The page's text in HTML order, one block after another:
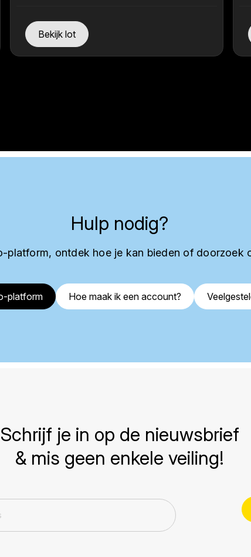
Bekijk lot
Hulp nodig?
platform, ontdek hoe je kan bieden of doorzoek
platform Hoe maak ik een account?
Schrijf je in op de nieuwsbrief
& mis geen enkele veiling!